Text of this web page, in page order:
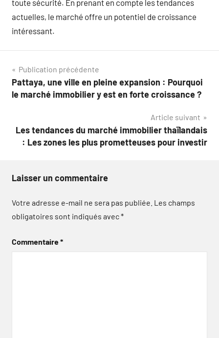
toute sécurité. En prenant en compte les tendances
actuelles, le marché offre un potentiel de croissance
intéressant.
Navigation
de
Publication précédente
Pattaya, une ville en pleine expansion : Pourquoi
le marché immobilier y est en forte croissance ?
Article suivant
Les tendances du marché immobilier thaïlandais
: Les zones les plus prometteuses pour investir
Laisser un commentaire
Votre adresse e-mail ne sera pas publiée. Les champs
obligatoires sont indiqués avec*
Commentaire*